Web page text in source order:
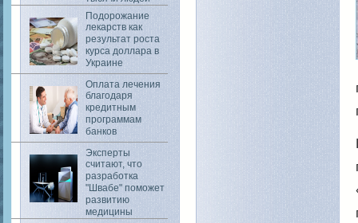
Подорожание
лекарств как
результат роста
курса доллара в
Украине
Оплата лечения
благодаря
кредитным
программам
банков
Эксперты
считают, что
разработка
"Швабе" поможет
развитию
медицины